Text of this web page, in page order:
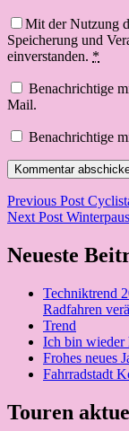
Mit der Nutzung
Speicherung und
einverstanden. *
Benachrichtige
Mail.
Benachrichtige
Previous Post
Next Post
Neueste
Techniktrend
Radfahren
Trend
Ich bin wieder
Frohes neues
Fahrradstadt
Touren